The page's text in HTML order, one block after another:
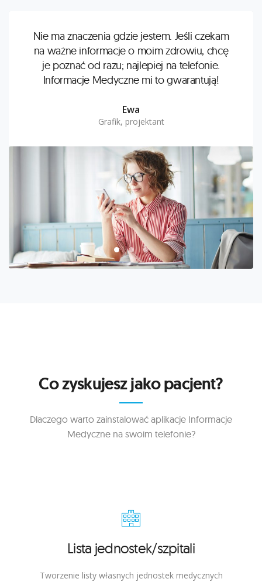
Nie ma znaczenia gdzie jestem. Jeśli czekam
na ważne informacje o moim zdrowiu, chcę
je poznać od razu; najlepiej na telefonie.
Informacje Medyczne mi to gwarantują!
Ewa
Grafik, projektant
Co zyskujesz jako pacjent?
Dlaczego warto zainstalować aplikacje Informacje
Medyczne na swoim telefonie?
Lista jednostek/szpitali
Tworzenie listy własnych jednostek medycznych